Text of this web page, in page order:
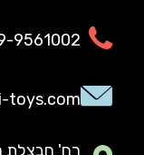
9561002
toys.com